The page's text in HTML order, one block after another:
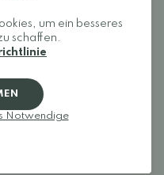
das Produkt.
um ein besseres
schaffen.
Notwendige